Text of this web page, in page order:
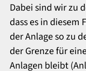
Dabei sind wir zu
dass es in diesem
der Anlage so zu
der Grenze für
Anlagen bleibt